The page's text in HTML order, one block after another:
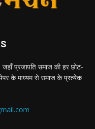
प्रजापति समाज की हर छोट-
के माध्यम से समाज के प्रत्येक